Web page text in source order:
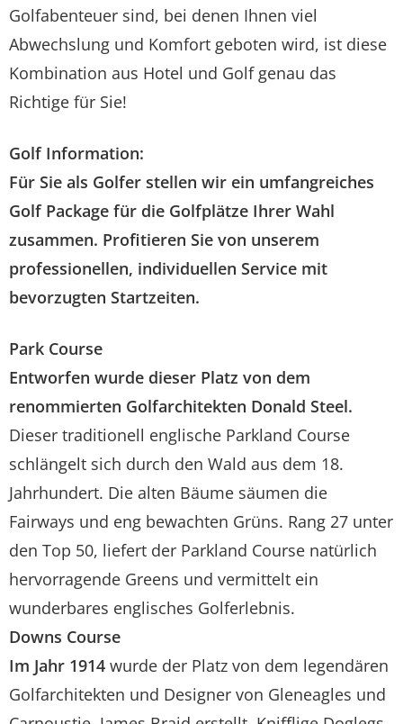
Golfabenteuer sind, bei denen Ihnen viel
Abwechslung und Komfort geboten wird, ist diese
Kombination aus Hotel und Golf genau das
Richtige für Sie!
Golf Information:
Für Sie als Golfer stellen wir ein umfangreiches
Golf Package für die Golfplätze Ihrer Wahl
zusammen. Profitieren Sie von unserem
professionellen, individuellen Service mit
bevorzugten Startzeiten.
Park Course
Entworfen wurde dieser Platz von dem
renommierten Golfarchitekten Donald Steel.
Dieser traditionell englische Parkland Course
schlängelt sich durch den Wald aus dem 18.
Jahrhundert. Die alten Bäume säumen die
Fairways und eng bewachten Grüns. Rang 27 unter
den Top 50, liefert der Parkland Course natürlich
hervorragende Greens und vermittelt ein
wunderbares englisches Golferlebnis.
Downs Course
Im Jahr 1914 wurde der Platz von dem legendären
Golfarchitekten und Designer von Gleneagles und